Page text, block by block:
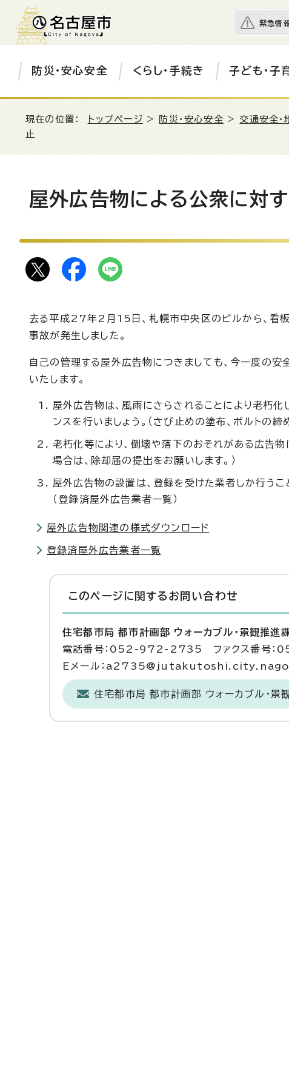
緊急情
防災・安心安全 くらし・手続き 子ども・子
現在の位置： トップページ > 防災・安心安全> 交通安全・
止
屋外広告物による公衆に対
去る平成27年2月15日、札幌市中央区のビルから、看
事故が発生しました。
自己の管理する屋外広告物につきましても、今一度の安
いたします。
屋外広告物は、風雨にさらされることにより老朽化
ンスを行いましょう。（さび止めの塗布、ボルトの締
老朽化等により、倒壊や落下のおそれがある広告物
場合は、除却届の提出をお願いします。）
屋外広告物の設置は、登録を受けた業者しか行うこ
（登録済屋外広告業者一覧）
屋外広告物関連の様式ダウンロード
登録済屋外広告業者一覧
このページに関する お問い合わせ
住宅都市局 都市計画部 ウォーカブル・景観推進
電話番号：052-972-2735 ファクス番号
Eメール：
住宅都市局 都市計画部 ウォーカブル・